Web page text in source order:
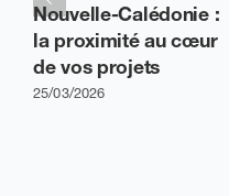
Nouvelle-Calédonie :
la proximité au cœur
de vos projets
25/03/2026